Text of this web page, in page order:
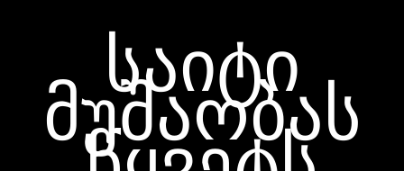
საიტი
მუშაობას